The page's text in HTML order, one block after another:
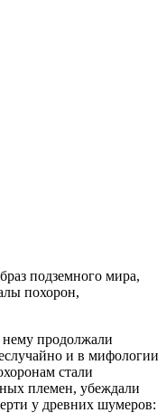
подземного мира,
похорон,
нему продолжали
и в мифологии
стали
племен, убеждали
у древних шумеров: